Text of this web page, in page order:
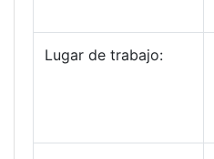
Lugar de trabajo: